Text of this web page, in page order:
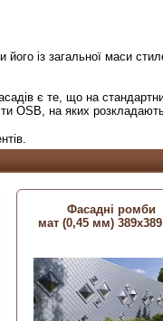
із загальної маси
є те, що на
OSB, на яких
Фасадні ромби
мат (0,45 мм)